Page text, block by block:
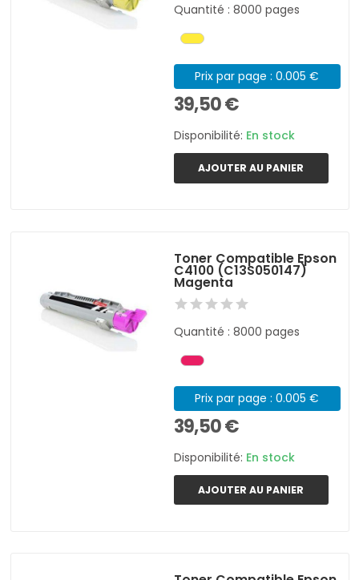
Quantité : 8000 pages
Prix par page : 0.005 €
39,50 €
Disponibilité: En stock
AJOUTER AU PANIER
Toner Compatible Epson
C4100 (C13S050147)
Magenta
Quantité : 8000 pages
Prix par page : 0.005 €
39,50 €
Disponibilité: En stock
AJOUTER AU PANIER